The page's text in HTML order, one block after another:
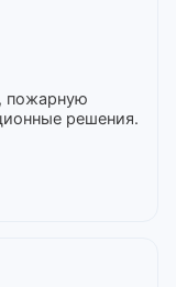
пожарную
решения.